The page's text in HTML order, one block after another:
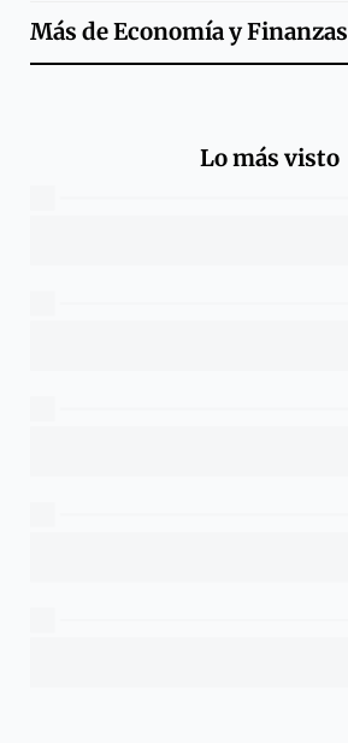
Más deEconomía y Finanzas
Lo más visto